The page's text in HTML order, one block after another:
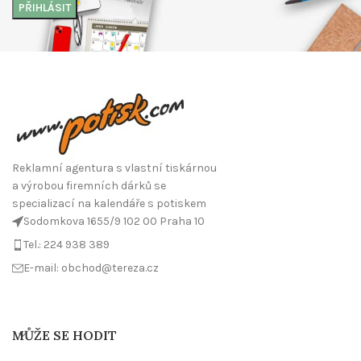
Reklamní agentura s vlastní tiskárnou
a výrobou firemních dárků se
specializací na kalendáře s potiskem
Sodomkova 1655/9 102 00 Praha 10
Tel.: 224 938 389
E-mail: obchod@tereza.cz
MŮŽE SE HODIT